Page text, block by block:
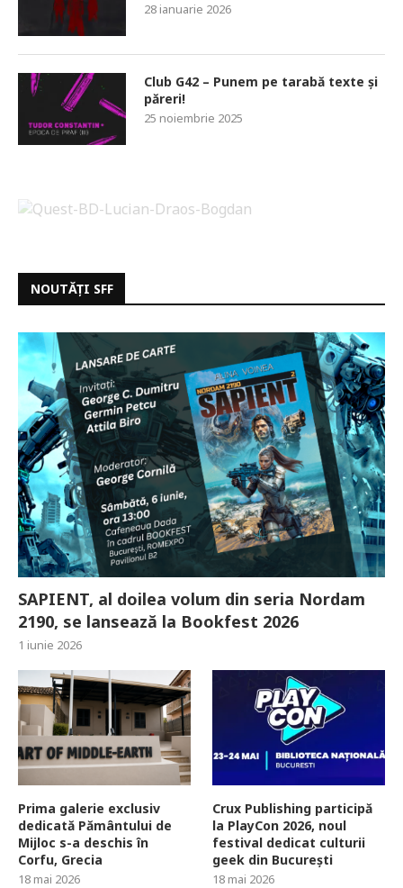
28 ianuarie 2026
Club G42 – Punem pe tarabă texte și
păreri!
25 noiembrie 2025
NOUTĂȚI SFF
SAPIENT, al doilea volum din seria Nordam
2190, se lansează la Bookfest 2026
1 iunie 2026
Prima galerie exclusiv
dedicată Pământului de
Mijloc s-a deschis în
Corfu, Grecia
18 mai 2026
Crux Publishing participă
la PlayCon 2026, noul
festival dedicat culturii
geek din București
18 mai 2026